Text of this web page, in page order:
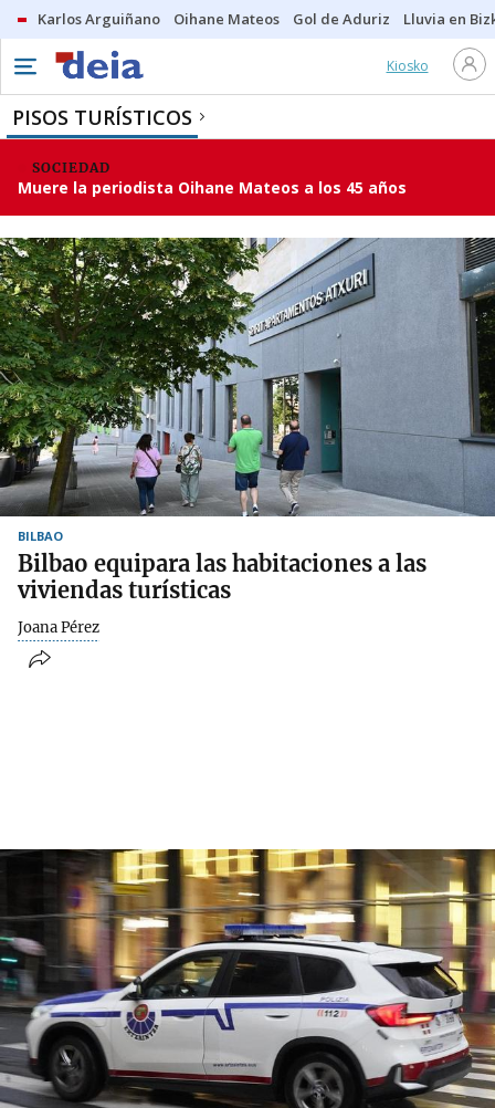
Karlos Arguiñano Oihane Mateos Gol de Aduriz Lluvia en
Kiosko
PISOS TURÍSTICOS
SOCIEDAD
Muere la periodista Oihane Mateos a los 45 años
BILBAO
Bilbao equipara las habitaciones a las
viviendas turísticas
Joana Pérez